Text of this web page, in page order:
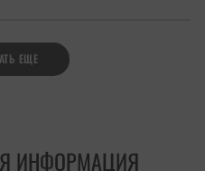
ЕЩЕ
ИНФОРМАЦИЯ